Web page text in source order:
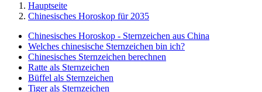
Hauptseite
Chinesisches Horoskop für 2035
Chinesisches Horoskop - Sternzeichen aus China
Welches chinesische Sternzeichen bin ich?
Chinesisches Sternzeichen berechnen
Ratte als Sternzeichen
Büffel als Sternzeichen
Tiger als Sternzeichen